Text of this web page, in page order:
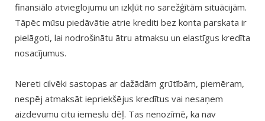
finansiālo atvieglojumu un izkļūt no sarežģītām situācijām.
Tāpēc mūsu piedāvātie atrie krediti bez konta parskata ir
pielāgoti, lai nodrošinātu ātru atmaksu un elastīgus kredīta
nosacījumus.
Nereti cilvēki sastopas ar dažādām grūtībām, piemēram,
nespēj atmaksāt iepriekšējus kredītus vai nesaņem
aizdevumu citu iemeslu dēļ. Tas nenozīmē, ka nav